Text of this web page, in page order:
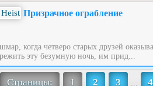
Призрачное ограбление
когда четверо старых друзей
эту безумную ночь, им прид...
Страницы: 1 2 3 ...